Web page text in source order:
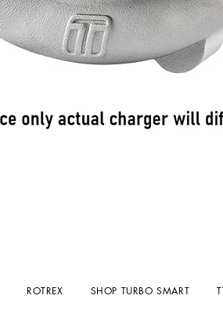
ROTREX SHOP TURBO SMART